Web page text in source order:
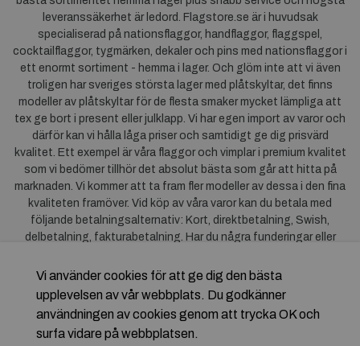
leveranssäkerhet är ledord. Flagstore.se är i huvudsak
specialiserad på nationsflaggor, handflaggor, flaggspel,
cocktailflaggor, tygmärken, dekaler och pins med nationsflaggor i
ett enormt sortiment - hemma i lager. Och glöm inte att vi även
troligen har sveriges största lager med plåtskyltar, det finns
modeller av plåtskyltar för de flesta smaker mycket lämpliga att
tex ge bort i present eller julklapp. Vi har egen import av varor och
därför kan vi hålla låga priser och samtidigt ge dig prisvärd
kvalitet. Ett exempel är våra flaggor och vimplar i premium kvalitet
som vi bedömer tillhör det absolut bästa som går att hitta på
marknaden. Vi kommer att ta fram fler modeller av dessa i den fina
kvaliteten framöver. Vid köp av våra varor kan du betala med
följande betalningsalternativ: Kort, direktbetalning, Swish,
delbetalning, fakturabetalning. Har du några funderingar eller
dig till oss. För frågor kring Klarna kan duklicka här
Vi använder cookies för att ge dig den bästa
upplevelsen av vår webbplats. Du godkänner
användningen av cookies genom att trycka OK och
surfa vidare på webbplatsen.